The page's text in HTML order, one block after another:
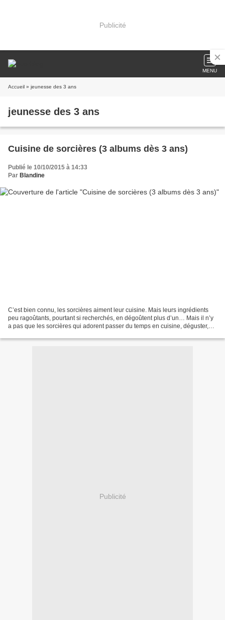
Publicité
MENU
Accueil » jeunesse des 3 ans
jeunesse des 3 ans
Cuisine de sorcières (3 albums dès 3 ans)
Publié le 10/10/2015 à 14:33
Par Blandine
C’est bien connu, les sorcières aiment leur cuisine. Mais leurs ingrédients
peu ragoûtants, pourtant si recherchés, en dégoûtent plus d’un… Mais il n’y
a pas que les sorcières qui adorent passer du temps en cuisine, déguster,
Publicité